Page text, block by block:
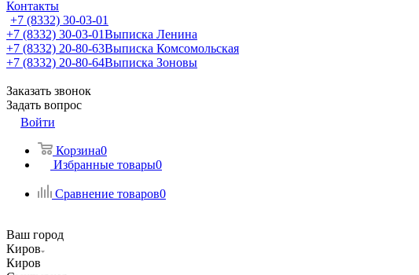
Контакты
+7 (8332) 30-03-01
+7 (8332) 30-03-01Выписка Ленина
+7 (8332) 20-80-63Выписка Комсомольская
+7 (8332) 20-80-64Выписка Зоновы
Заказать звонок
Задать вопрос
Войти
Корзина0
Избранные товары0
Сравнение товаров0
Ваш город
Киров
Киров